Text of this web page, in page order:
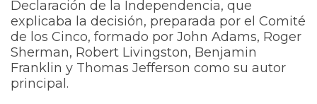
Declaración de la Independencia, que
explicaba la decisión, preparada por el Comité
de los Cinco, formado por John Adams, Roger
Sherman, Robert Livingston, Benjamin
Franklin y Thomas Jefferson como su autor
principal.